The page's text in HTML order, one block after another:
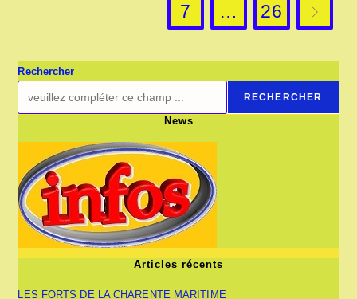
7
… 26 Aller à
Rechercher
RECHERCHER
News
Articles récents
LES FORTS DE LA CHARENTE MARITIME